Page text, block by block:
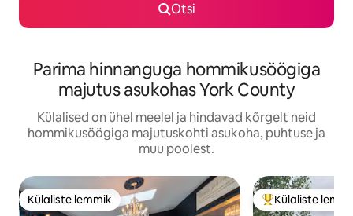
Otsi
Parima hinnanguga hommikusöögiga
majutus asukohas York County
Külalised on ühel meelel ja hindavad kõrgelt neid
hommikusöögiga majutuskohti asukoha, puhtuse ja
muu poolest.
Külaliste lemmik
Külaliste lemmik Külaliste suur
Külaliste